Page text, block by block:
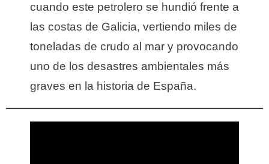
cuando este petrolero se hundió frente a
las costas de Galicia, vertiendo miles de
toneladas de crudo al mar y provocando
uno de los desastres ambientales más
graves en la historia de España.